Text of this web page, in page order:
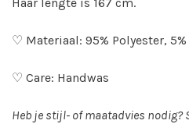
♡ Materiaal: 95% Polyester, 5%
♡ Care: Handwas
Heb je stijl- of maatadvies nodig?